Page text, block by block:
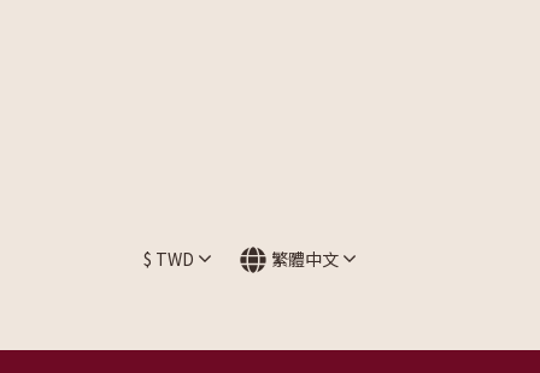
$ TWD 繁體中文